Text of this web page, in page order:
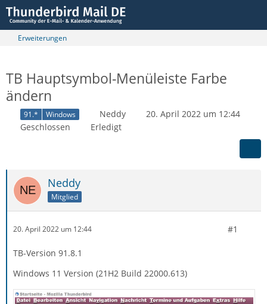
Erweiterungen
TB Hauptsymbol-Menüleiste Farbe
ändern
91.* Windows Neddy
20. April 2022 um 12:44
Geschlossen
Erledigt
Neddy
Mitglied
20. April 2022 um 12:44 #1
TB-Version 91.8.1
Windows 11 Version (21H2 Build 22000.613)